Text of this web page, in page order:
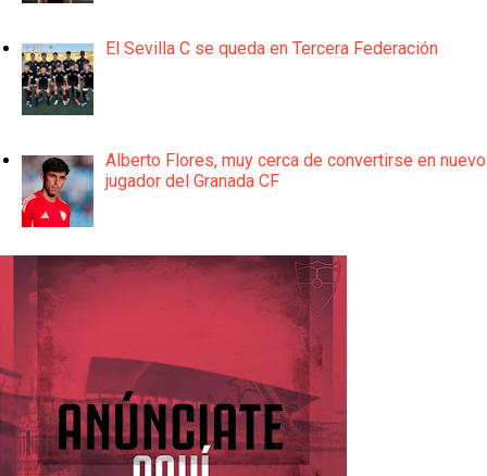
El Sevilla C se queda en Tercera Federación
Alberto Flores, muy cerca de convertirse en nuevo
jugador del Granada CF